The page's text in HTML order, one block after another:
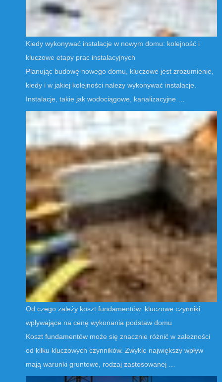
Kiedy wykonywać instalacje w nowym domu: kolejność i
kluczowe etapy prac instalacyjnych
Planując budowę nowego domu, kluczowe jest zrozumienie,
kiedy i w jakiej kolejności należy wykonywać instalacje.
Instalacje, takie jak wodociągowe, kanalizacyjne …
Od czego zależy koszt fundamentów: kluczowe czynniki
wpływające na cenę wykonania podstaw domu
Koszt fundamentów może się znacznie różnić w zależności
od kilku kluczowych czynników. Zwykle największy wpływ
mają warunki gruntowe, rodzaj zastosowanej …